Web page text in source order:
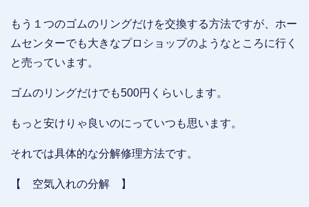
もう１つのゴムのリングだけを交換する方法ですが、ホー
ムセンターでも大きなプロショップのようなところに行く
と売っています。
ゴムのリングだけでも500円くらいします。
もっと安けりゃ良いのにっていつも思います。
それでは具体的な分解修理方法です。
【 空気入れの分解 】